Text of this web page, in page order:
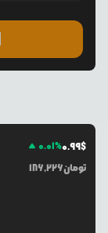
0.01%0.99$
186,226تومان